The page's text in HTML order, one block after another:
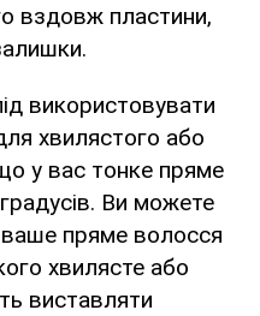
вздовж пластини,
використовувати
хвилястого або
у вас тонке пряме
Ви можете
пряме волосся
хвилясте або
виставляти